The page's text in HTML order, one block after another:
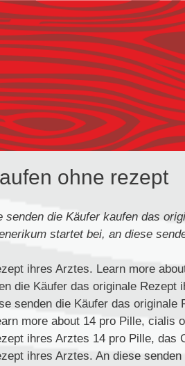
ohne rezept
senden die Käufer kaufendas
startet bei, an diese
ihres Arztes. Learn more
die Käufer das originale Rezept
senden die Käufer das
more about 14 pro Pille, cialis
ihres Arztes 14 pro Pille, das
ihres Arztes. An diese